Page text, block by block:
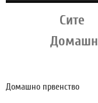
Сите
Домашно првенство